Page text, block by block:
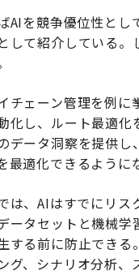
AIを競争優位性と
して紹介している
チェーン管理を例
化し、ルート最適
データ洞察を提供
最適化できるように
は、AIはすでにリス
ータセットと機械
する前に防止でき
グ、シナリオ分析、